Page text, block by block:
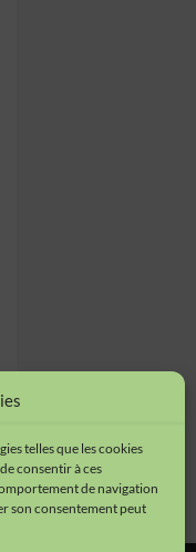
telles que les cookies
consentir à ces
de navigation
son consentement peut